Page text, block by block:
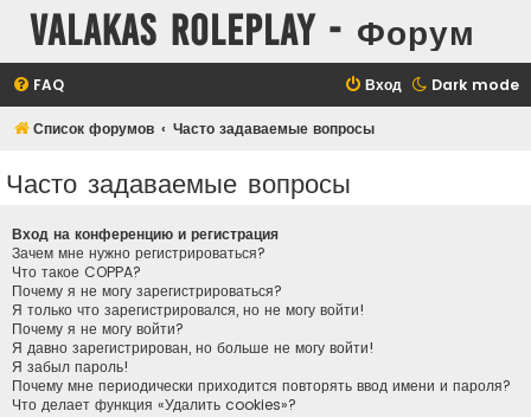
Valakas Roleplay - Форум
Dark mode
FAQ Вход
Список форумов Часто задаваемые вопросы
Часто задаваемые вопросы
Вход на конференцию и регистрация
Зачем мне нужно регистрироваться?
Что такое COPPA?
Почему я не могу зарегистрироваться?
Я только что зарегистрировался, но не могу войти!
Почему я не могу войти?
Я давно зарегистрирован, но больше не могу войти!
Я забыл пароль!
Почему мне периодически приходится повторять ввод имени и пароля?
Что делает функция «Удалить cookies»?